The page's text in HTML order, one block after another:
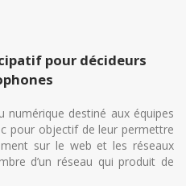
pour décideurs
numérique destiné aux équipes
pour objectif de leur permettre
sur le web et les réseaux
d’un réseau qui produit de